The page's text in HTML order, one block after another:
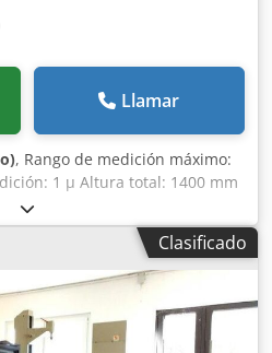
Llamar
, Rango de medición máximo:
1 µ Altura total: 1400 mm
requerido: 330 x 300 mm
Clasificado